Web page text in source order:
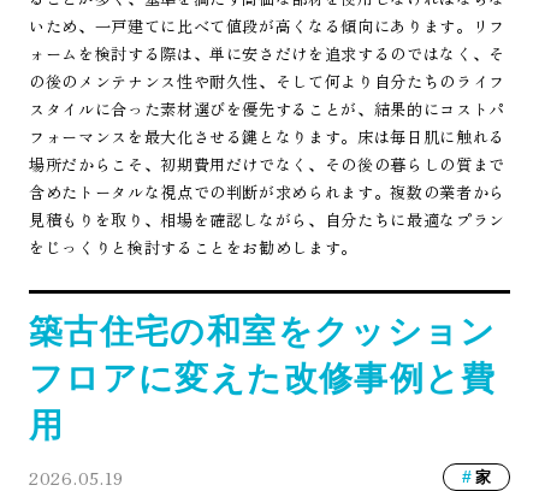
いため、一戸建てに比べて値段が高くなる傾向にあります。リフ
ォームを検討する際は、単に安さだけを追求するのではなく、そ
の後のメンテナンス性や耐久性、そして何より自分たちのライフ
スタイルに合った素材選びを優先することが、結果的にコストパ
フォーマンスを最大化させる鍵となります。床は毎日肌に触れる
場所だからこそ、初期費用だけでなく、その後の暮らしの質まで
含めたトータルな視点での判断が求められます。複数の業者から
見積もりを取り、相場を確認しながら、自分たちに最適なプラン
をじっくりと検討することをお勧めします。
築古住宅の和室をクッション
フロアに変えた改修事例と費
用
2026.05.19 家